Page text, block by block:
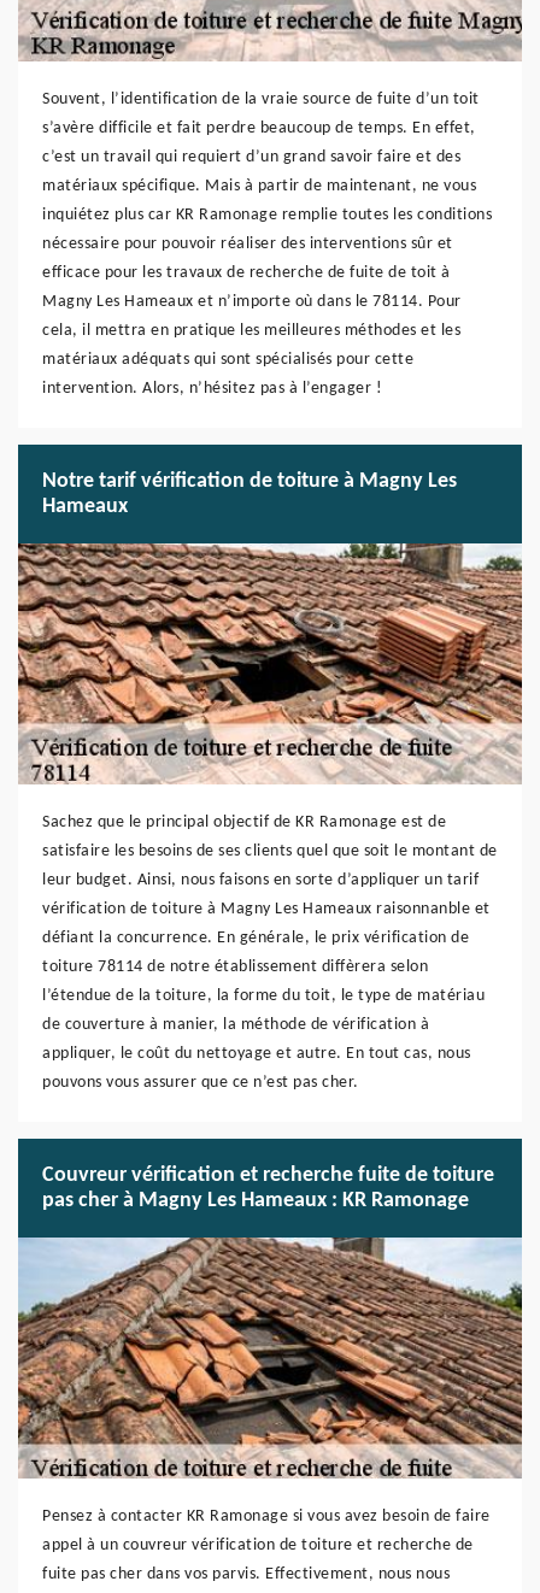
Souvent, l’identification de la vraie source de fuite d’un toit
s’avère difficile et fait perdre beaucoup de temps. En effet,
c’est un travail qui requiert d’un grand savoir faire et des
matériaux spécifique. Mais à partir de maintenant, ne vous
inquiétez plus car KR Ramonage remplie toutes les conditions
nécessaire pour pouvoir réaliser des interventions sûr et
efficace pour les travaux de recherche de fuite de toit à
Magny Les Hameaux et n’importe où dans le 78114. Pour
cela, il mettra en pratique les meilleures méthodes et les
matériaux adéquats qui sont spécialisés pour cette
intervention. Alors, n’hésitez pas à l’engager !
Notre tarif vérification de toiture à Magny Les
Hameaux
Sachez que le principal objectif de KR Ramonage est de
satisfaire les besoins de ses clients quel que soit le montant de
leur budget. Ainsi, nous faisons en sorte d’appliquer un tarif
vérification de toiture à Magny Les Hameaux raisonnanble et
défiant la concurrence. En générale, le prix vérification de
toiture 78114 de notre établissement diffèrera selon
l’étendue de la toiture, la forme du toit, le type de matériau
de couverture à manier, la méthode de vérification à
appliquer, le coût du nettoyage et autre. En tout cas, nous
pouvons vous assurer que ce n’est pas cher.
Couvreur vérification et recherche fuite de toiture
pas cher à Magny Les Hameaux : KR Ramonage
Pensez à contacter KR Ramonage si vous avez besoin de faire
appel à un couvreur vérification de toiture et recherche de
fuite pas cher dans vos parvis. Effectivement, nous nous